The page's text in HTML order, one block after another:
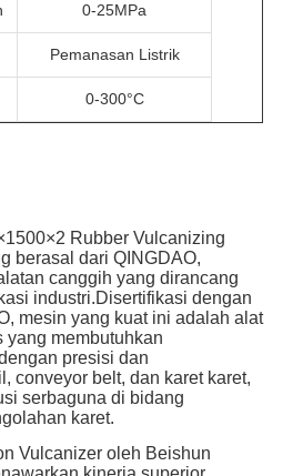
0-25MPa
Pemanasan Listrik
0-300°C
Rubber Vulcanizing
berasal dari QINGDAO,
canggih yang dirancang
industri.Disertifikasi dengan
mesin yang kuat ini adalah alat
yang membutuhkan
presisi dan
conveyor belt, dan karet karet,
serbaguna di bidang
karet.
Vulcanizer oleh Beishun